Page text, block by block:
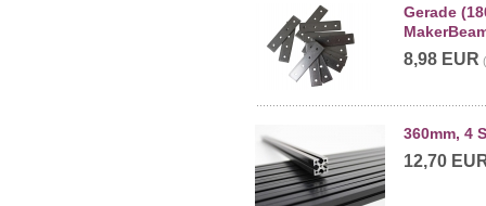
Gerade
8,98 EUR
360mm, 4
12,70